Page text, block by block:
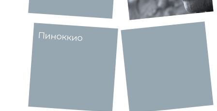
Пиноккио